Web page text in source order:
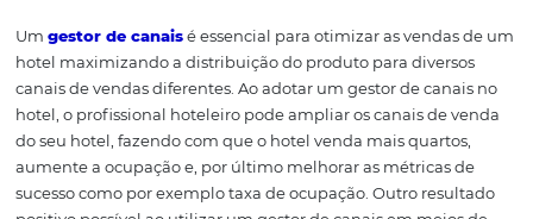
especialmente para auxiliar nas vendas de um negócio.
saber mais? Então veja as 5 ferramentas que
1. Gestor de Canais
Umgestor de canaisé essencial para otimizar as